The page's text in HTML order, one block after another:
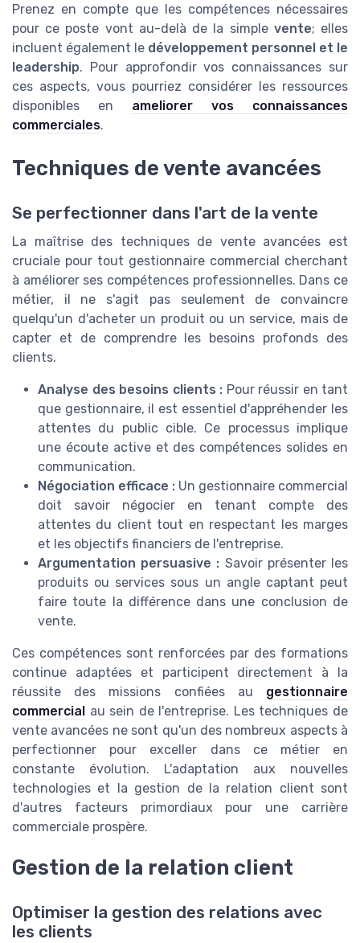
Prenez en compte que les compétences nécessaires
pour ce poste vont au-delà de la simple vente; elles
incluent également le développement personnel et le
leadership. Pour approfondir vos connaissances sur
ces aspects, vous pourriez considérer les ressources
disponibles en ameliorer vos connaissances
commerciales.
Techniques de vente avancées
Se perfectionner dans l'art de la vente
La maîtrise des techniques de vente avancées est
cruciale pour tout gestionnaire commercial cherchant
à améliorer ses compétences professionnelles. Dans ce
métier, il ne s'agit pas seulement de convaincre
quelqu'un d'acheter un produit ou un service, mais de
capter et de comprendre les besoins profonds des
clients.
Analyse des besoins clients : Pour réussir en tant
que gestionnaire, il est essentiel d'appréhender les
attentes du public cible. Ce processus implique
une écoute active et des compétences solides en
communication.
Négociation efficace : Un gestionnaire commercial
doit savoir négocier en tenant compte des
attentes du client tout en respectant les marges
et les objectifs financiers de l'entreprise.
Argumentation persuasive : Savoir présenter les
produits ou services sous un angle captant peut
faire toute la différence dans une conclusion de
vente.
Ces compétences sont renforcées par des formations
continue adaptées et participent directement à la
réussite des missions confiées au gestionnaire
commercial
au sein de l'entreprise. Les techniques de
vente avancées ne sont qu'un des nombreux aspects à
perfectionner pour exceller dans ce métier en
constante évolution. L'adaptation aux nouvelles
technologies et la gestion de la relation client sont
d'autres facteurs primordiaux pour une carrière
commerciale prospère.
Gestion de la relation client
Optimiser la gestion des relations avec
les clients